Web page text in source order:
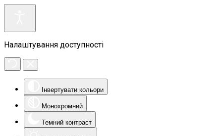
Налаштування доступності
Інвертувати кольори
Монохромний
Темний контраст